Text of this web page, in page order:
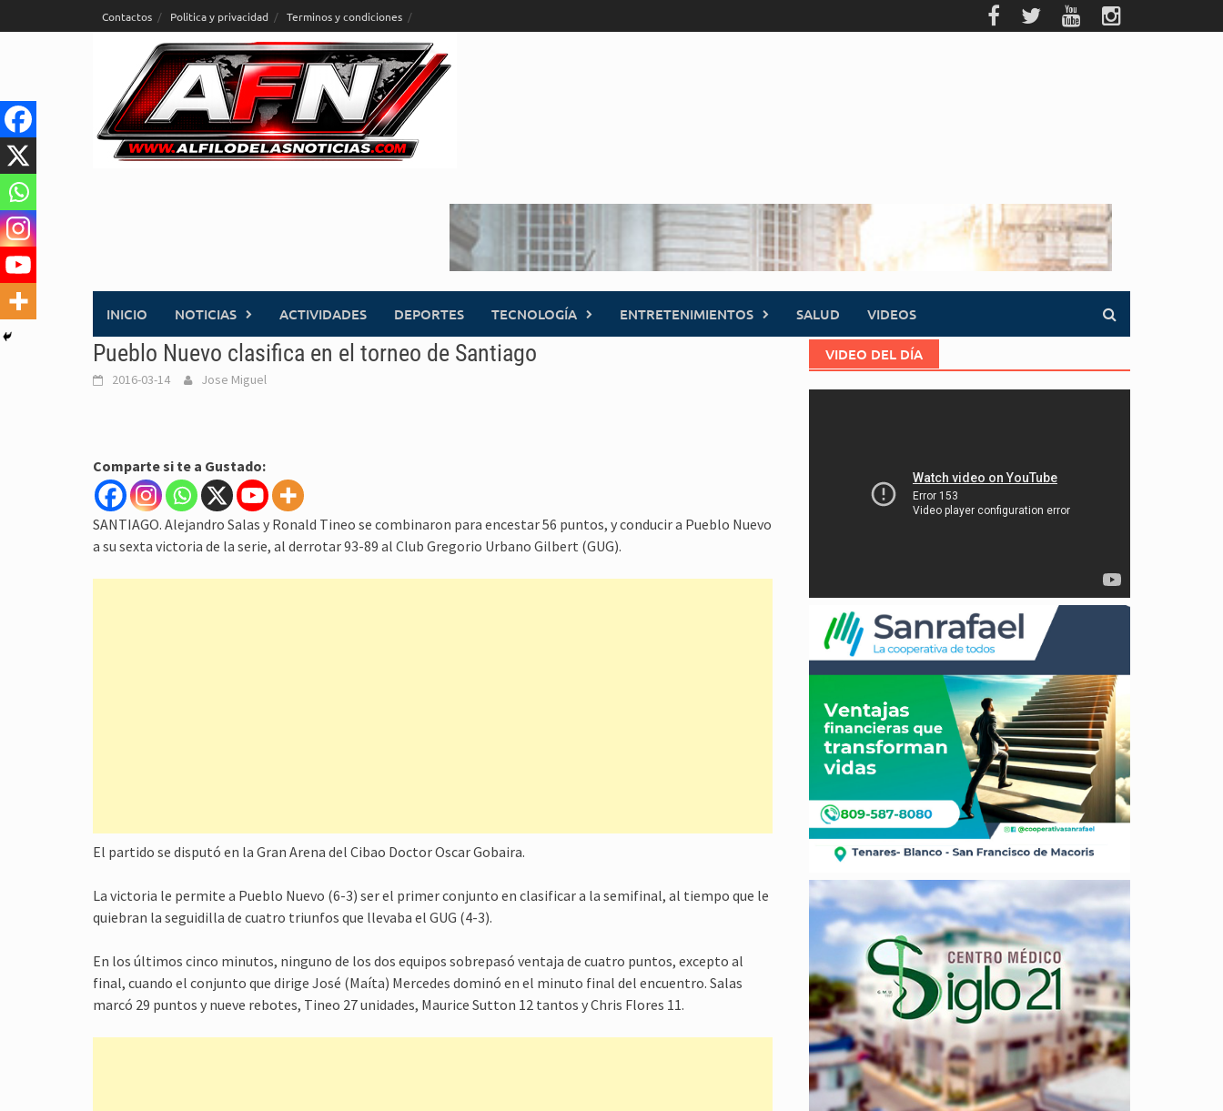
al
Contactos Politica y privacidad Terminos y condiciones
INICIO NOTICIAS ACTIVIDADES DEPORTES TECNOLOGÍA ENTRETENIMIENTOS SALUD VIDEOS
Pueblo Nuevo clasifica en el torneo de Santiago
2016-03-14 Jose Miguel
Comparte si te a Gustado:
SANTIAGO. Alejandro Salas y Ronald Tineo se combinaron para encestar 56 puntos, y conducir a Pueblo Nuevo
a su sexta victoria de la serie, al derrotar 93-89 al Club Gregorio Urbano Gilbert (GUG).
El partido se disputó en la Gran Arena del Cibao Doctor Oscar Gobaira.
La victoria le permite a Pueblo Nuevo (6-3) ser el primer conjunto en clasificar a la semifinal, al tiempo que le
quiebran la seguidilla de cuatro triunfos que llevaba el GUG (4-3).
En los últimos cinco minutos, ninguno de los dos equipos sobrepasó ventaja de cuatro puntos, excepto al
final, cuando el conjunto que dirige José (Maíta) Mercedes dominó en el minuto final del encuentro. Salas
marcó 29 puntos y nueve rebotes, Tineo 27 unidades, Maurice Sutton 12 tantos y Chris Flores 11.
VIDEO DEL DÍA